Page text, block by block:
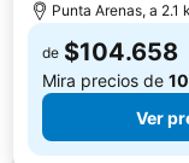
Punta Arenas, a 2.1
de $104.658
Mira precios de
Ver